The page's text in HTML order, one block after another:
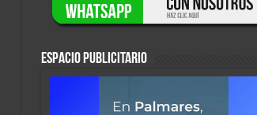
ESPACIO PUBLICITARIO